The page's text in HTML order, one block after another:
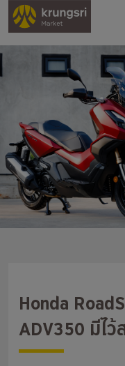
Honda
ADV350 มีไ